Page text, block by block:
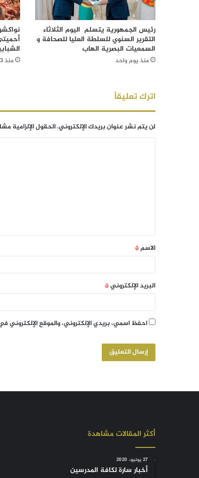
رئيس الجمهورية يتسلم اليوم الثلاثاء
التقرير السنوي للسلطة العليا للصحافة و
السمعيات البصرية الهاب
منذ يوم واحد منذ 3 أيام
اترك تعليقاً
لن يتم نشر عنوان بريدك الإلكتروني.الحقول الإلزامية
الاسم*
البريد الإلكتروني*
احفظ اسمي، بريدي الإلكتروني، والموقع
أكثر المقالات مشاهدة
27 يونيو، 2020
أخبار سارة لكافة المدرسين